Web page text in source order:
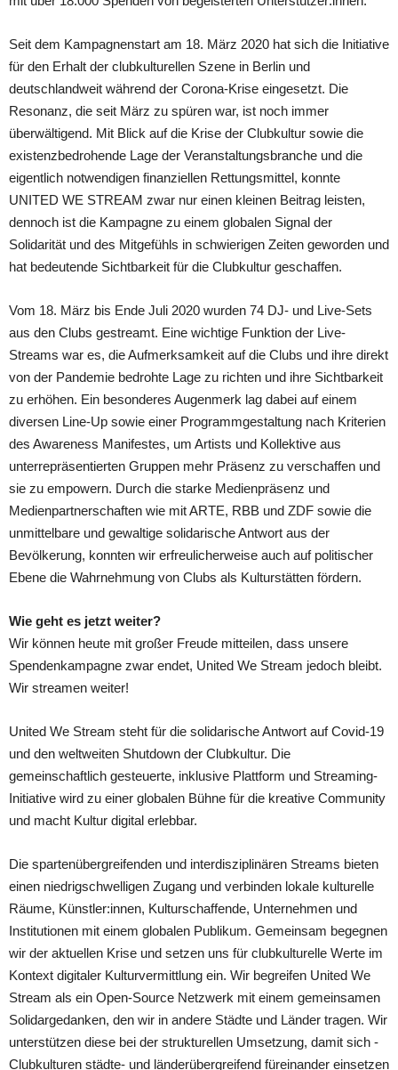
Seit dem Kampagnenstart am 18. März 2020 hat sich die Initiative
für den Erhalt der clubkulturellen Szene in Berlin und
deutschlandweit während der Corona-Krise eingesetzt. Die
Resonanz, die seit März zu spüren war, ist noch immer
überwältigend. Mit Blick auf die Krise der Clubkultur sowie die
existenzbedrohende Lage der Veranstaltungsbranche und die
eigentlich notwendigen finanziellen Rettungsmittel, konnte
UNITED WE STREAM zwar nur einen kleinen Beitrag leisten,
dennoch ist die Kampagne zu einem globalen Signal der
Solidarität und des Mitgefühls in schwierigen Zeiten geworden und
hat bedeutende Sichtbarkeit für die Clubkultur geschaffen.
Vom 18. März bis Ende Juli 2020 wurden 74 DJ- und Live-Sets
aus den Clubs gestreamt. Eine wichtige Funktion der Live-
Streams war es, die Aufmerksamkeit auf die Clubs und ihre direkt
von der Pandemie bedrohte Lage zu richten und ihre Sichtbarkeit
zu erhöhen. Ein besonderes Augenmerk lag dabei auf einem
diversen Line-Up sowie einer Programmgestaltung nach Kriterien
des Awareness Manifestes, um Artists und Kollektive aus
unterrepräsentierten Gruppen mehr Präsenz zu verschaffen und
sie zu empowern. Durch die starke Medienpräsenz und
Medienpartnerschaften wie mit ARTE, RBB und ZDF sowie die
unmittelbare und gewaltige solidarische Antwort aus der
Bevölkerung, konnten wir erfreulicherweise auch auf poli­­tischer
Ebene die Wahrnehmung von Clubs als Kulturstätten fördern.
Wie geht es jetzt weiter?
Wir können heute mit großer Freude mitteilen, dass unsere
Spendenkampagne zwar endet, United We Stream jedoch bleibt.
Wir streamen weiter!
United We Stream steht für die solidarische Antwort auf Covid-19
und den weltweiten Shutdown der Clubkultur. Die
gemeinschaftlich gesteuerte, inklusive Plattform und Streaming-
Initiative wird zu einer globalen Bühne für die kreative Community
und macht Kultur digital erlebbar.
Die spartenübergreifenden und interdisziplinären Streams bieten
einen niedrigschwelligen Zugang und verbinden lokale kulturelle
Räume, Künstler:innen, Kulturschaffende, Unternehmen und
Institutionen mit einem globalen Publikum. Gemeinsam begegnen
wir der aktuellen Krise und setzen uns für clubkulturelle Werte im
Kontext digitaler Kulturvermittlung ein. Wir begreifen United We
Stream als ein Open-Source Netzwerk mit einem gemeinsamen
Solidargedanken, den wir in andere Städte und Länder tragen. Wir
unterstützen diese bei der strukturellen Umsetzung, damit sich ­
Clubkulturen städte- und länderübergreifend füreinander einsetzen